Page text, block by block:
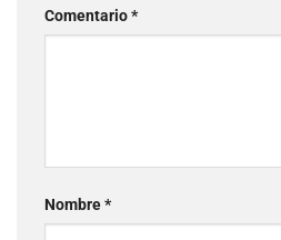
Comentario*
Nombre*